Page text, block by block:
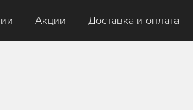
Акции Доставка и оплата